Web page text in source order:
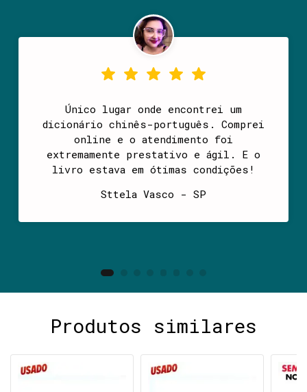
Único lugar onde encontrei um
dicionário chinês-português. Comprei
online e o atendimento foi
extremamente prestativo e ágil. E o
livro estava em ótimas condições!
Sttela Vasco - SP
Produtos similares